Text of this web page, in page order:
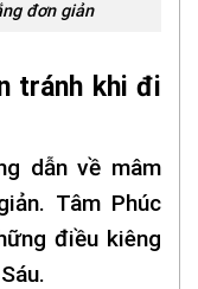
đơn giản
tránh khi đi
dẫn về mâm
Tâm Phúc
điều kiêng